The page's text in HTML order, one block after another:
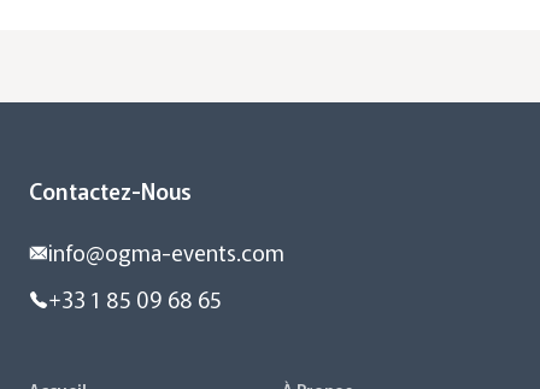
Contactez-Nous
info@ogma-events.com
+33 1 85 09 68 65